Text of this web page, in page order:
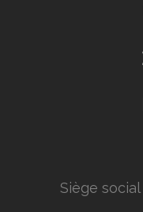
Siège social